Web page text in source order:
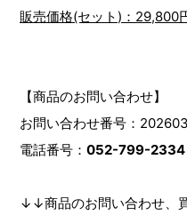
販売価格(セット)：
【商品のお問い合わせ】
お問い合わせ番号：
電話番号：052-799-2334
↓↓商品のお問い合わせ、